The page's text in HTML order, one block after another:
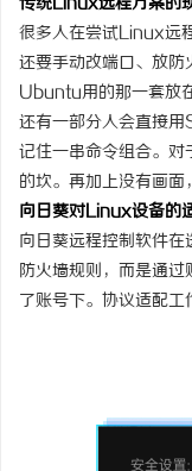
传统Linux远程方案的
很多人在尝试Linux远
还要手动改端口、放防
Ubuntu用的那一套放
还有一部分人会直接
记住一串命令组合。
的坎。再加上没有画
向日葵对Linux设备的
向日葵远程控制软件在
防火墙规则，而是通
了账号下。协议适配工